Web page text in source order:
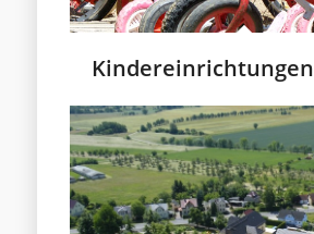
Kindereinrichtungen